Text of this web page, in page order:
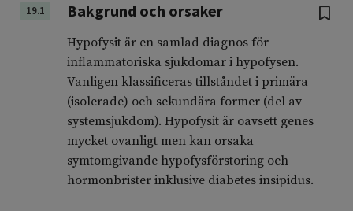
19.1 Bakgrund och orsaker
Hypofysit är en samlad diagnos för
inflammatoriska sjukdomar i hypofysen.
Vanligen klassificeras tillståndet i primära
(isolerade) och sekundära former (del av
systemsjukdom). Hypofysit är oavsett genes
mycket ovanligt men kan orsaka
symtomgivande hypofysförstoring och
hormonbrister inklusive diabetes insipidus.